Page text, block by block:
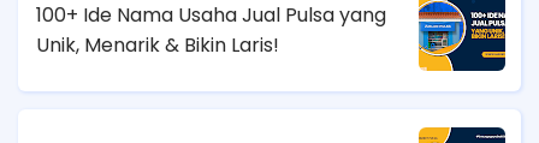
100+ Ide Nama Usaha Jual Pulsa yang
Unik, Menarik & Bikin Laris!